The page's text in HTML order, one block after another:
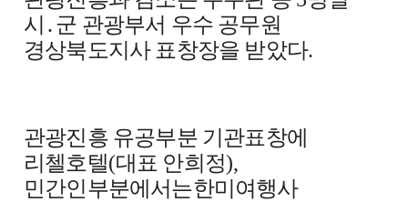
시 ․군 관광부서 우수 공무원
경상북도지사 표창장을 받았다.
관광진흥 유공부분 기관표창에
리첼호텔(대표 안희정),
민간인부분에서는한미여행사